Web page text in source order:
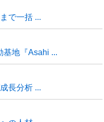
で一括 ...
基地『Asahi ...
長分析 ...